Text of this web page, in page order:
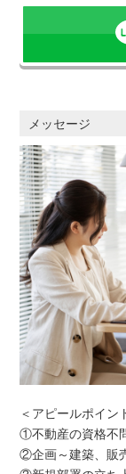
メッセージ
＜アピールポイン
①不動産の資格不
②企画～建築、販